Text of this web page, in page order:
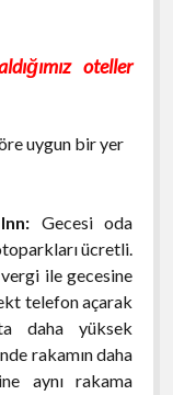
oteller
uygun bir yer
Gecesi oda
ücretli.
ile gecesine
telefon açarak
daha yüksek
rakamın daha
aynı rakama